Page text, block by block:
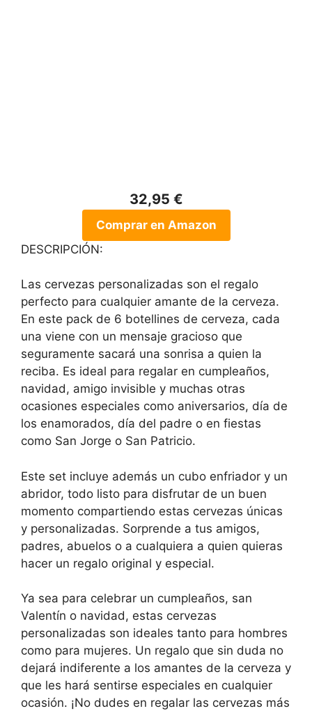
32,95 €
Comprar en Amazon
DESCRIPCIÓN:
Las cervezas personalizadas son el regalo
perfecto para cualquier amante de la cerveza.
En este pack de 6 botellines de cerveza, cada
una viene con un mensaje gracioso que
seguramente sacará una sonrisa a quien la
reciba. Es ideal para regalar en cumpleaños,
navidad, amigo invisible y muchas otras
ocasiones especiales como aniversarios, día de
los enamorados, día del padre o en fiestas
como San Jorge o San Patricio.
Este set incluye además un cubo enfriador y un
abridor, todo listo para disfrutar de un buen
momento compartiendo estas cervezas únicas
y personalizadas. Sorprende a tus amigos,
padres, abuelos o a cualquiera a quien quieras
hacer un regalo original y especial.
Ya sea para celebrar un cumpleaños, san
Valentín o navidad, estas cervezas
personalizadas son ideales tanto para hombres
como para mujeres. Un regalo que sin duda no
dejará indiferente a los amantes de la cerveza y
que les hará sentirse especiales en cualquier
ocasión. ¡No dudes en regalar las cervezas más